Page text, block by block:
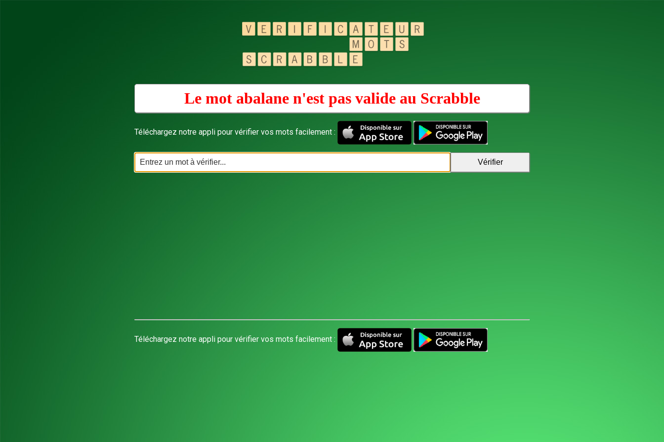
Le mot abalane n'est pas valide au Scrabble
Téléchargez notre appli pour vérifier vos mots facilement :
Téléchargez notre appli pour vérifier vos mots facilement :